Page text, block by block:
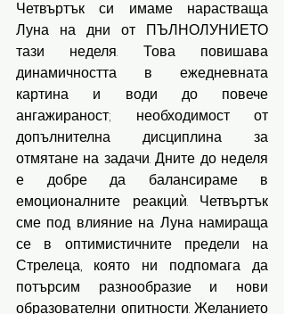
Четвъртък си имаме нарастваща
Луна на дни от ПЪЛНОЛУНИЕТО
тази неделя. Това повишава
динамичността в ежедневната
картина и води до повече
ангажираност; необходимост от
допълнителна дисциплина за
отмятане на задачи. Дните до неделя
е добре да балансираме в
емоционалните реакциѝ. Четвъртък
сме под влияние на Луна намираща
се в оптимистичните предели на
Стрелеца, която ни подпомага да
потърсим разнообразие и нови
образователни опитности. Желанието